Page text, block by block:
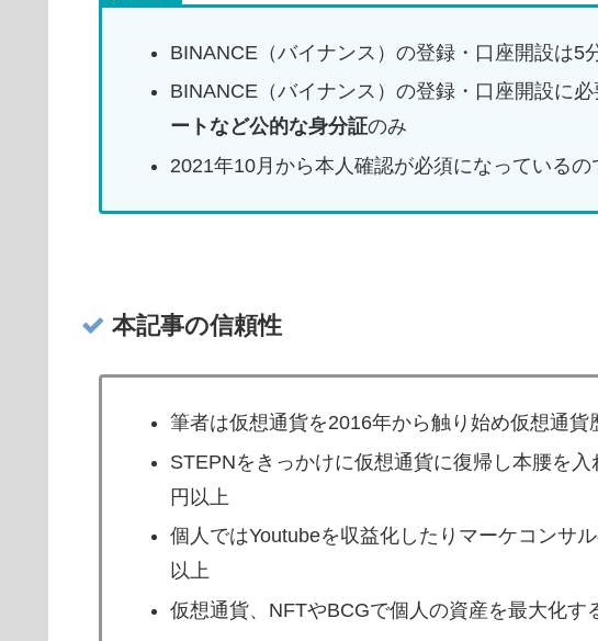
BINANCE（バイナンス）の登録・口座開設は5
BINANCE（バイナンス）の登録・口座開設に必
ートなど公的な身分証のみ
2021年10月から本人確認が必須になっているの
本記事の信頼性
筆者は仮想通貨を2016年から触り始め仮想通貨
STEPNをきっかけに仮想通貨に復帰し本腰を
円以上
個人ではYoutubeを収益化したりマーケコンサ
以上
仮想通貨、NFTやBCGで個人の資産を最大化す